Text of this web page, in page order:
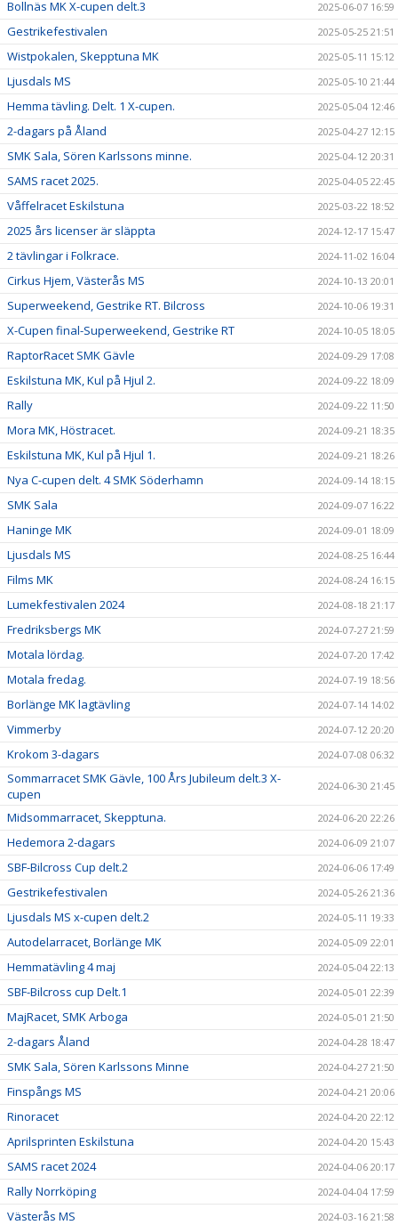
Bollnäs MK X-cupen delt.3 2025-06-07 16:59
Gestrikefestivalen 2025-05-25 21:51
Wistpokalen, Skepptuna MK 2025-05-11 15:12
Ljusdals MS 2025-05-10 21:44
Hemma tävling. Delt. 1 X-cupen. 2025-05-04 12:46
2-dagars på Åland 2025-04-27 12:15
SMK Sala, Sören Karlssons minne. 2025-04-12 20:31
SAMS racet 2025. 2025-04-05 22:45
Våffelracet Eskilstuna 2025-03-22 18:52
2025 års licenser är släppta 2024-12-17 15:47
2 tävlingar i Folkrace. 2024-11-02 16:04
Cirkus Hjem, Västerås MS 2024-10-13 20:01
Superweekend, Gestrike RT. Bilcross 2024-10-06 19:31
X-Cupen final-Superweekend, Gestrike RT 2024-10-05 18:05
RaptorRacet SMK Gävle 2024-09-29 17:08
Eskilstuna MK, Kul på Hjul 2. 2024-09-22 18:09
Rally 2024-09-22 11:50
Mora MK, Höstracet. 2024-09-21 18:35
Eskilstuna MK, Kul på Hjul 1. 2024-09-21 18:26
Nya C-cupen delt. 4 SMK Söderhamn 2024-09-14 18:15
SMK Sala 2024-09-07 16:22
Haninge MK 2024-09-01 18:09
Ljusdals MS 2024-08-25 16:44
Films MK 2024-08-24 16:15
Lumekfestivalen 2024 2024-08-18 21:17
Fredriksbergs MK 2024-07-27 21:59
Motala lördag. 2024-07-20 17:42
Motala fredag. 2024-07-19 18:56
Borlänge MK lagtävling 2024-07-14 14:02
Vimmerby 2024-07-12 20:20
Krokom 3-dagars 2024-07-08 06:32
Sommarracet SMK Gävle, 100 Års Jubileum delt.3 X-
cupen
2024-06-30 21:45
Midsommarracet, Skepptuna. 2024-06-20 22:26
Hedemora 2-dagars 2024-06-09 21:07
SBF-Bilcross Cup delt.2 2024-06-06 17:49
Gestrikefestivalen 2024-05-26 21:36
Ljusdals MS x-cupen delt.2 2024-05-11 19:33
Autodelarracet, Borlänge MK 2024-05-09 22:01
Hemmatävling 4 maj 2024-05-04 22:13
SBF-Bilcross cup Delt.1 2024-05-01 22:39
MajRacet, SMK Arboga 2024-05-01 21:50
2-dagars Åland 2024-04-28 18:47
SMK Sala, Sören Karlssons Minne 2024-04-27 21:50
Finspångs MS 2024-04-21 20:06
Rinoracet 2024-04-20 22:12
Aprilsprinten Eskilstuna 2024-04-20 15:43
SAMS racet 2024 2024-04-06 20:17
Rally Norrköping 2024-04-04 17:59
Västerås MS 2024-03-16 21:58